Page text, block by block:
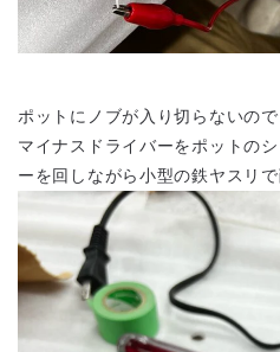
ポットにノブが入り切らないの
マイナスドライバーをポットの
ーを回しながら小型の鉄ヤスリで